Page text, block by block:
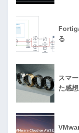
る
スマ
た感想